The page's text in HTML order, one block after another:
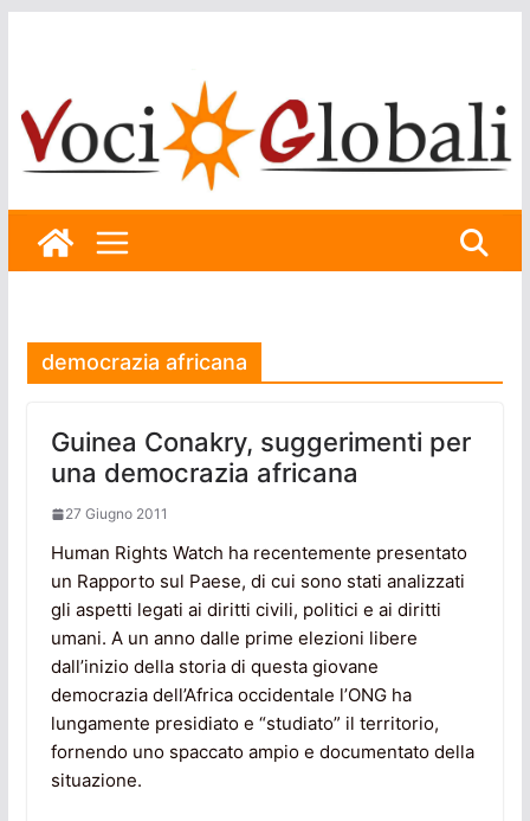
democrazia africana
Guinea Conakry, suggerimenti per
una democrazia africana
27 Giugno 2011
Human Rights Watch ha recentemente presentato
un Rapporto sul Paese, di cui sono stati analizzati
gli aspetti legati ai diritti civili, politici e ai diritti
umani. A un anno dalle prime elezioni libere
dall’inizio della storia di questa giovane
democrazia dell’Africa occidentale l’ONG ha
lungamente presidiato e “studiato” il territorio,
fornendo uno spaccato ampio e documentato della
situazione.